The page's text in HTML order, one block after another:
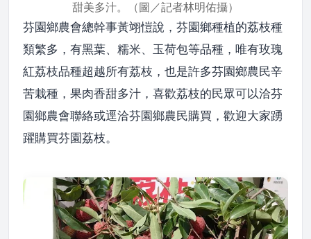
甜美多汁。（圖／記者林明佑攝）
芬園鄉農會總幹事黃翊愷說，芬園鄉種植的荔枝種
類繁多，有黑葉、糯米、玉荷包等品種，唯有玫瑰
紅荔枝品種超越所有荔枝，也是許多芬園鄉農民辛
苦栽種，果肉香甜多汁，喜歡荔枝的民眾可以洽芬
園鄉農會聯絡或逕洽芬園鄉農民購買，歡迎大家踴
躍購買芬園荔枝。